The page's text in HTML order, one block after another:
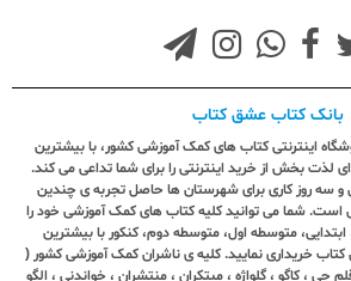
بانک کتاب عشق کتاب
اینترنتی کتاب های کمک آموزشی کشور، با بیشترین
لذت بخش از خرید اینترنتی را برای شما تداعی می کند.
تهران و سه روز کاری برای شهرستان ها حاصل تجربه ی چندین
است. شما می توانید کلیه کتاب های کمک آموزشی خود را
متوسطه اول، متوسطه دوم، کنکور با بیشترین
خریداری نمایید. کلیه ی ناشران کمک آموزشی کشور (
چی ، کاگو ، گلواژه ، مبتکران ، منتشران ، خواندنی ، الگو